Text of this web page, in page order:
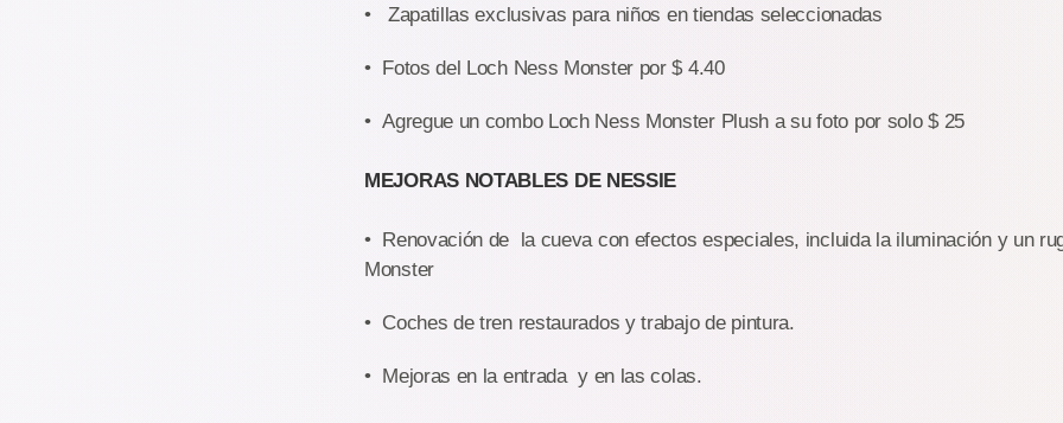
• Zapatillas exclusivas para niños en tiendas seleccionadas
• Fotos del Loch Ness Monster por $ 4.40
• Agregue un combo Loch Ness Monster Plush a su foto por solo $ 25
MEJORAS NOTABLES DE NESSIE
• Renovación de la cueva con efectos especiales, incluida la iluminación y un
Monster
• Coches de tren restaurados y trabajo de pintura.
• Mejoras en la entrada y en las colas.